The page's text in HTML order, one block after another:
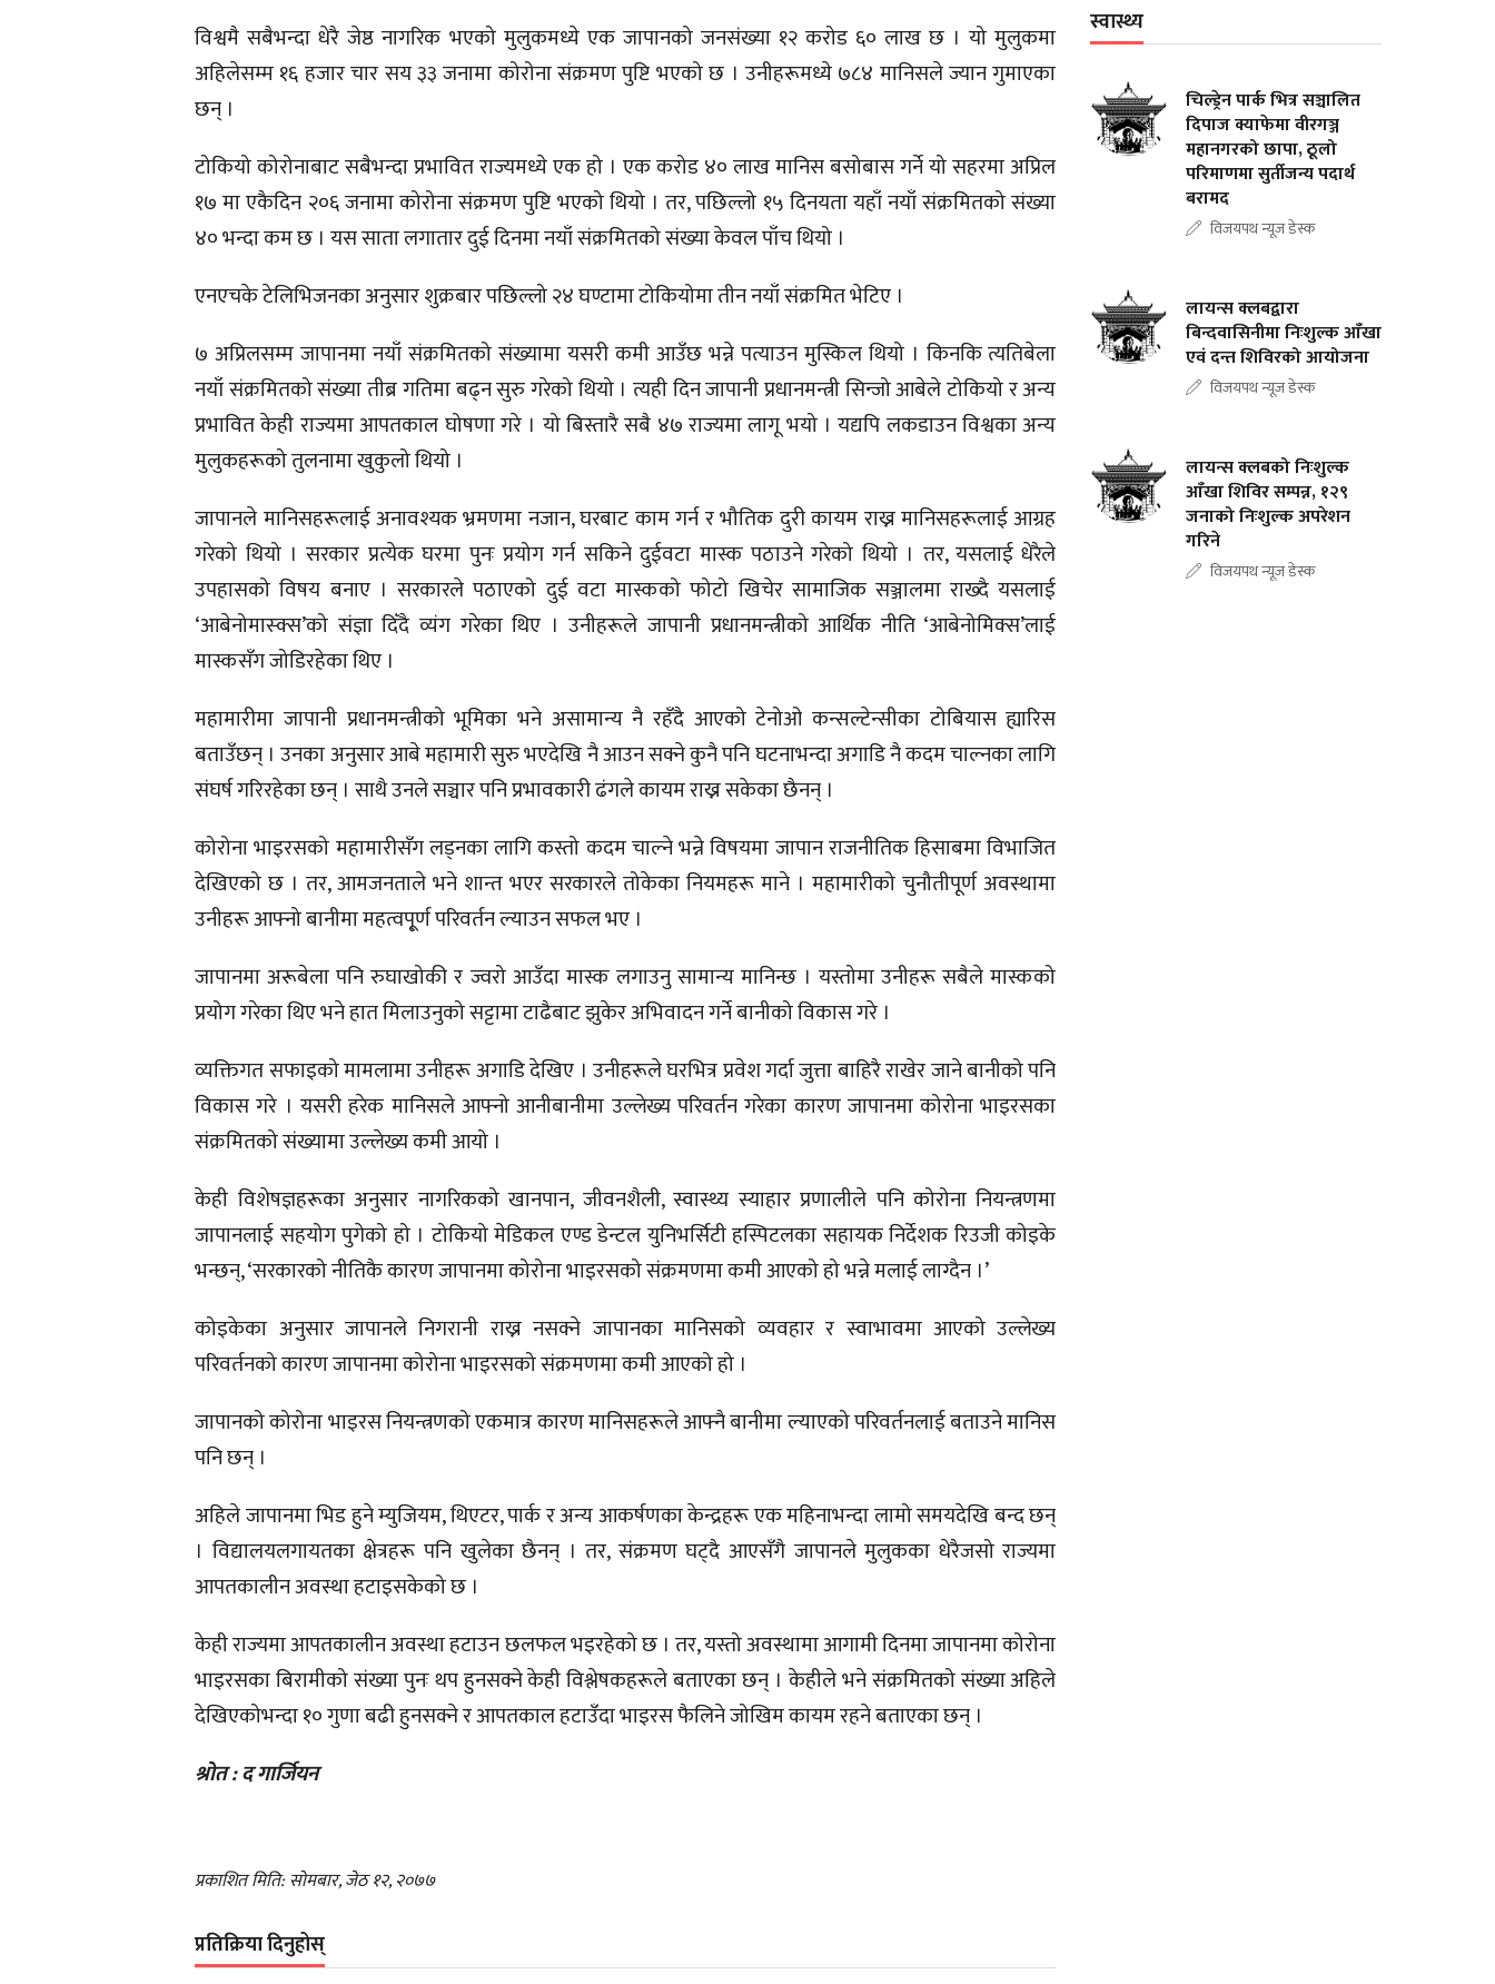
विश्वमै सबैभन्दा धेरै जेष्ठ नागरिक भएको मुलुकमध्ये एक जापानको जनसंख्या १२ करोड ६० लाख छ । यो मुलुकमा
अहिलेसम्म १६ हजार चार सय ३३ जनामा कोरोना संक्रमण पुष्टि भएको छ । उनीहरूमध्ये ७८४ मानिसले ज्यान गुमाएका
छन् ।
टोकियो कोरोनाबाट सबैभन्दा प्रभावित राज्यमध्ये एक हो । एक करोड ४० लाख मानिस बसोबास गर्ने यो सहरमा अप्रिल
१७ मा एकैदिन २०६ जनामा कोरोना संक्रमण पुष्टि भएको थियो । तर, पछिल्लो १५ दिनयता यहाँ नयाँ संक्रमितको संख्या
४० भन्दा कम छ । यस साता लगातार दुई दिनमा नयाँ संक्रमितको संख्या केवल पाँच थियो ।
एनएचके टेलिभिजनका अनुसार शुक्रबार पछिल्लो २४ घण्टामा टोकियोमा तीन नयाँ संक्रमित भेटिए ।
७ अप्रिलसम्म जापानमा नयाँ संक्रमितको संख्यामा यसरी कमी आउँछ भन्ने पत्याउन मुस्किल थियो । किनकि त्यतिबेला
नयाँ संक्रमितको संख्या तीब्र गतिमा बढ्न सुरु गरेको थियो । त्यही दिन जापानी प्रधानमन्त्री सिन्जो आबेले टोकियो र अन्य
प्रभावित केही राज्यमा आपतकाल घोषणा गरे । यो बिस्तारै सबै ४७ राज्यमा लागू भयो । यद्यपि लकडाउन विश्वका अन्य
मुलुकहरूको तुलनामा खुकुलो थियो ।
जापानले मानिसहरूलाई अनावश्यक भ्रमणमा नजान, घरबाट काम गर्न र भौतिक दुरी कायम राख्न मानिसहरूलाई आग्रह
गरेको थियो । सरकार प्रत्येक घरमा पुनः प्रयोग गर्न सकिने दुईवटा मास्क पठाउने गरेको थियो । तर, यसलाई धेरैले
उपहासको विषय बनाए । सरकारले पठाएको दुई वटा मास्कको फोटो खिचेर सामाजिक सञ्जालमा राख्दै यसलाई
‘आबेनोमास्क्स’को संज्ञा दिँदै व्यंग गरेका थिए । उनीहरूले जापानी प्रधानमन्त्रीको आर्थिक नीति ‘आबेनोमिक्स’लाई
मास्कसँग जोडिरहेका थिए ।
महामारीमा जापानी प्रधानमन्त्रीको भूमिका भने असामान्य नै रहँदै आएको टेनोओ कन्सल्टेन्सीका टोबियास ह्यारिस
बताउँछन् । उनका अनुसार आबे महामारी सुरु भएदेखि नै आउन सक्ने कुनै पनि घटनाभन्दा अगाडि नै कदम चाल्नका लागि
संघर्ष गरिरहेका छन् । साथै उनले सञ्चार पनि प्रभावकारी ढंगले कायम राख्न सकेका छैनन् ।
कोरोना भाइरसको महामारीसँग लड्नका लागि कस्तो कदम चाल्ने भन्ने विषयमा जापान राजनीतिक हिसाबमा विभाजित
देखिएको छ । तर, आमजनताले भने शान्त भएर सरकारले तोकेका नियमहरू माने । महामारीको चुनौतीपूर्ण अवस्थामा
उनीहरू आफ्नो बानीमा महत्वपू्र्ण परिवर्तन ल्याउन सफल भए ।
जापानमा अरूबेला पनि रुघाखोकी र ज्वरो आउँदा मास्क लगाउनु सामान्य मानिन्छ । यस्तोमा उनीहरू सबैले मास्कको
प्रयोग गरेका थिए भने हात मिलाउनुको सट्टामा टाढैबाट झुकेर अभिवादन गर्ने बानीको विकास गरे ।
व्यक्तिगत सफाइको मामलामा उनीहरू अगाडि देखिए । उनीहरूले घरभित्र प्रवेश गर्दा जुत्ता बाहिरै राखेर जाने बानीको पनि
विकास गरे । यसरी हरेक मानिसले आफ्नो आनीबानीमा उल्लेख्य परिवर्तन गरेका कारण जापानमा कोरोना भाइरसका
संक्रमितको संख्यामा उल्लेख्य कमी आयो ।
केही विशेषज्ञहरूका अनुसार नागरिकको खानपान, जीवनशैली, स्वास्थ्य स्याहार प्रणालीले पनि कोरोना नियन्त्रणमा
जापानलाई सहयोग पुगेको हो । टोकियो मेडिकल एण्ड डेन्टल युनिभर्सिटी हस्पिटलका सहायक निर्देशक रिउजी कोइके
भन्छन्, ‘सरकारको नीतिकै कारण जापानमा कोरोना भाइरसको संक्रमणमा कमी आएको हो भन्ने मलाई लाग्दैन ।’
कोइकेका अनुसार जापानले निगरानी राख्न नसक्ने जापानका मानिसको व्यवहार र स्वाभावमा आएको उल्लेख्य
परिवर्तनको कारण जापानमा कोरोना भाइरसको संक्रमणमा कमी आएको हो ।
जापानको कोरोना भाइरस नियन्त्रणको एकमात्र कारण मानिसहरूले आफ्नै बानीमा ल्याएको परिवर्तनलाई बताउने मानिस
पनि छन् ।
अहिले जापानमा भिड हुने म्युजियम, थिएटर, पार्क र अन्य आकर्षणका केन्द्रहरू एक महिनाभन्दा लामो समयदेखि बन्द छन्
। विद्यालयलगायतका क्षेत्रहरू पनि खुलेका छैनन् । तर, संक्रमण घट्दै आएसँगै जापानले मुलुकका धेरैजसो राज्यमा
आपतकालीन अवस्था हटाइसकेको छ ।
केही राज्यमा आपतकालीन अवस्था हटाउन छलफल भइरहेको छ । तर, यस्तो अवस्थामा आगामी दिनमा जापानमा कोरोना
भाइरसका बिरामीको संख्या पुनः थप हुनसक्ने केही विश्लेषकहरूले बताएका छन् । केहीले भने संक्रमितको संख्या अहिले
देखिएकोभन्दा १० गुणा बढी हुनसक्ने र आपतकाल हटाउँदा भाइरस फैलिने जोखिम कायम रहने बताएका छन् ।
श्रोत : द गार्जियन
प्रकाशित मिति: सोमबार, जेठ १२, २०७७
प्रतिक्रिया दिनुहोस्
स्वास्थ्य
चिल्ड्रेन पार्क भित्र सञ्चालित
दिपाज क्याफेमा वीरगञ्ज
महानगरको छापा, ठूलो
परिमाणमा सुर्तीजन्य पदार्थ
बरामद
विजयपथ न्यूज डेस्क
लायन्स क्लबद्वारा
बिन्दवासिनीमा निःशुल्क आँखा
एवं दन्त शिविरको आयोजना
विजयपथ न्यूज डेस्क
लायन्स क्लबको निःशुल्क
आँखा शिविर सम्पन्न, १२९
जनाको निःशुल्क अपरेशन
गरिने
विजयपथ न्यूज डेस्क